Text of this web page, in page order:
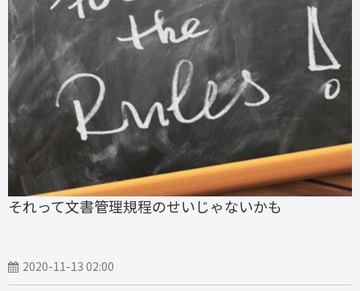
それって文書管理規程のせいじゃないかも
2020-11-13 02:00